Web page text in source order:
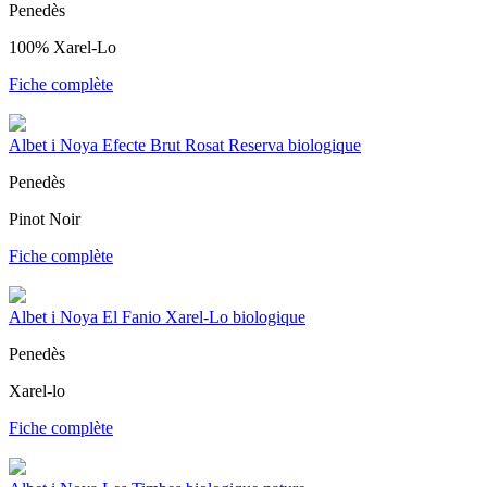
Penedès
100% Xarel-Lo
Fiche complète
Albet i Noya Efecte Brut Rosat Reserva biologique
Penedès
Pinot Noir
Fiche complète
Albet i Noya El Fanio Xarel-Lo biologique
Penedès
Xarel-lo
Fiche complète